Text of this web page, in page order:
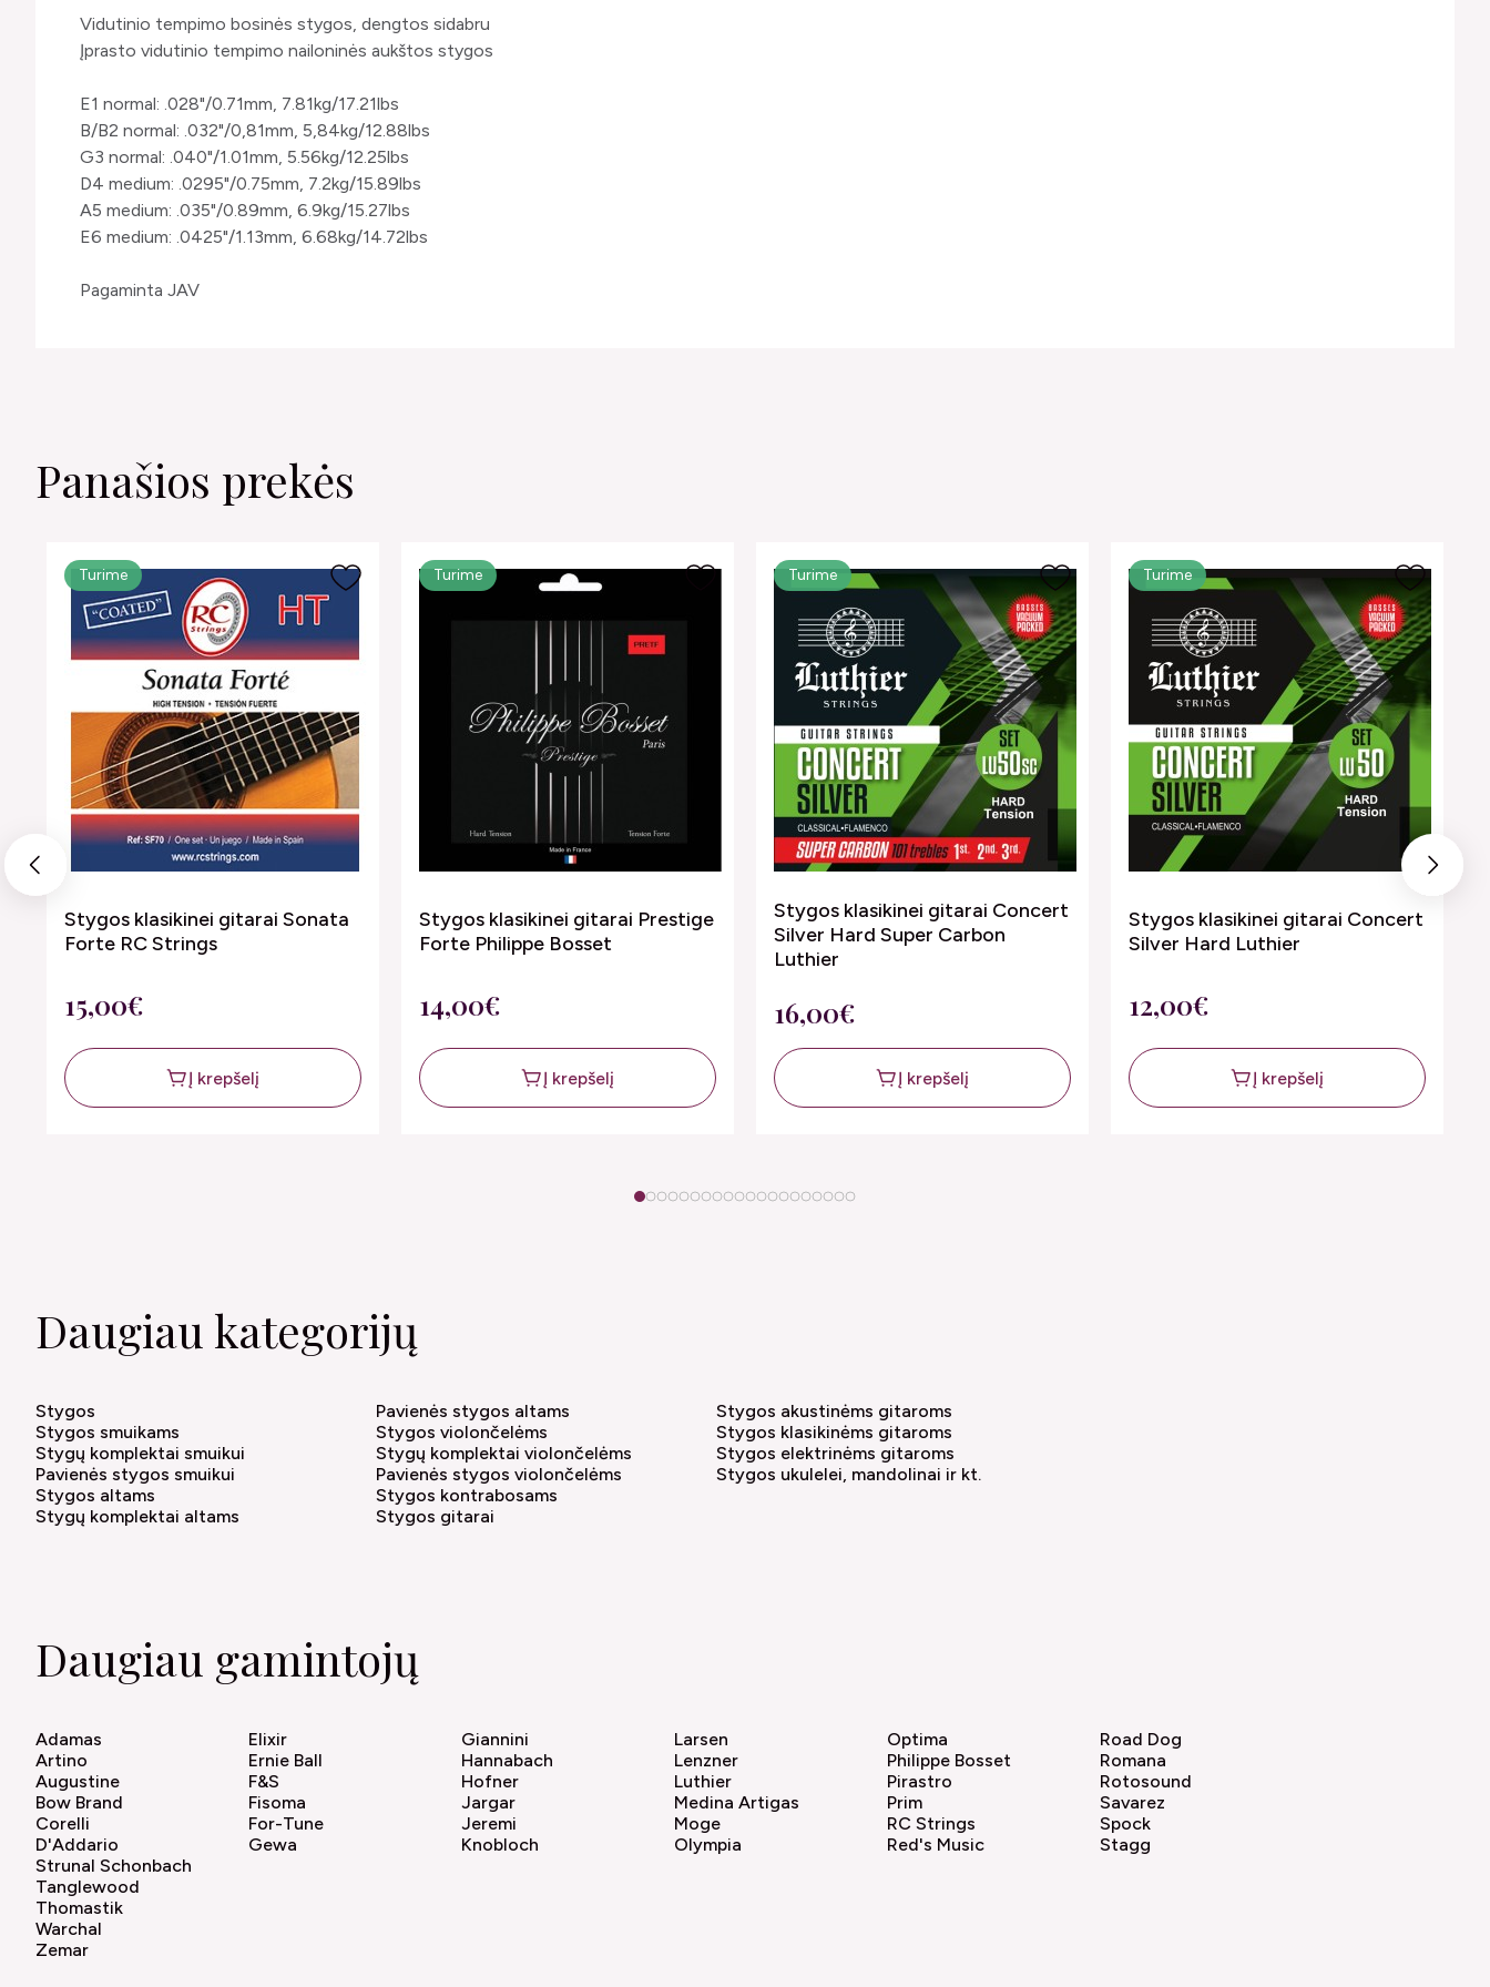
Vidutinio tempimo bosinės stygos, dengtos sidabru
Įprasto vidutinio tempimo nailoninės aukštos stygos
E1 normal: .028"/0.71mm, 7.81kg/17.21lbs
B/B2 normal: .032"/0,81mm, 5,84kg/12.88lbs
G3 normal: .040"/1.01mm, 5.56kg/12.25lbs
D4 medium: .0295"/0.75mm, 7.2kg/15.89lbs
A5 medium: .035"/0.89mm, 6.9kg/15.27lbs
E6 medium: .0425"/1.13mm, 6.68kg/14.72lbs
Pagaminta JAV
Panašios prekės
Previous
Turime
Stygos klasikinei gitarai Sonata
Forte RC Strings
15,00€
Į krepšelį
Turime
Stygos klasikinei gitarai Prestige
Forte Philippe Bosset
14,00€
Į krepšelį
Turime
Stygos klasikinei gitarai Concert
Silver Hard Super Carbon
Luthier
16,00€
Į krepšelį
Turime
Stygos klasikinei gitarai Concert
Silver Hard Luthier
12,00€
Į krepšelį
Next
1 2 3 4 5 6 7 8 91011121314151617181920
Daugiau kategorijų
Stygos
Stygos smuikams
Stygų komplektai smuikui
Pavienės stygos smuikui
Stygos altams
Stygų komplektai altams
Pavienės stygos altams
Stygos violončelėms
Stygų komplektai violončelėms
Pavienės stygos violončelėms
Stygos kontrabosams
Stygos gitarai
Stygos akustinėms gitaroms
Stygos klasikinėms gitaroms
Stygos elektrinėms gitaroms
Stygos ukulelei, mandolinai ir kt.
Daugiau gamintojų
Adamas
Artino
Augustine
Bow Brand
Corelli
D'Addario
Elixir
Ernie Ball
F&S
Fisoma
For-Tune
Gewa
Giannini
Hannabach
Hofner
Jargar
Jeremi
Knobloch
Larsen
Lenzner
Luthier
Medina Artigas
Moge
Olympia
Optima
Philippe Bosset
Pirastro
Prim
RC Strings
Red's Music
Road Dog
Romana
Rotosound
Savarez
Spock
Stagg
Strunal Schonbach
Tanglewood
Thomastik
Warchal
Zemar